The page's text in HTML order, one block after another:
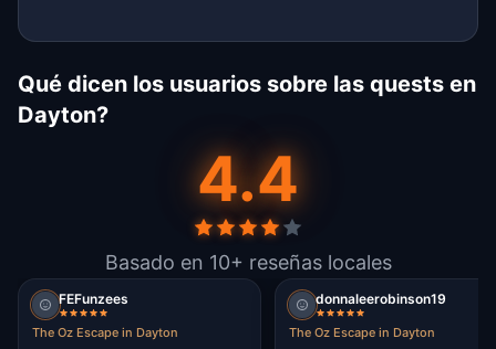
Qué dicen los usuarios sobre las quests en
Dayton?
4.4
Basado en 10+ reseñas locales
FEFunzees
The Oz Escape in Dayton
donnaleerobinson19
The Oz Escape in Dayton